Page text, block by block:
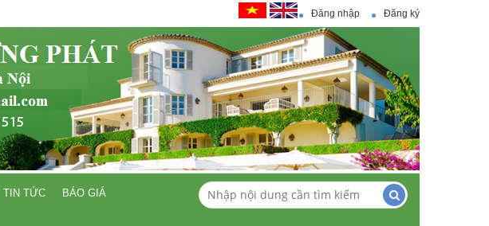
Đăng nhập Đăng ký
TIN TỨC BÁO GIÁ